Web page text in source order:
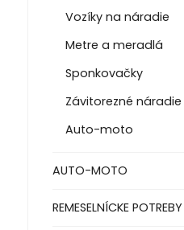
Vozíky na náradie
Metre a meradlá
Sponkovačky
Závitorezné náradie
Auto-moto
AUTO-MOTO
REMESELNÍCKE POTREBY